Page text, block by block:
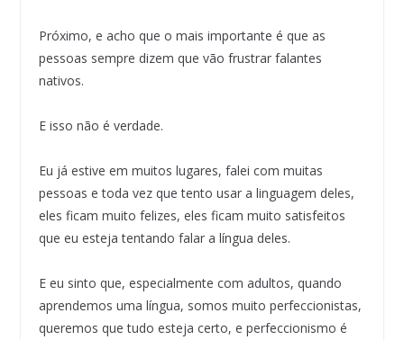
Próximo, e acho que o mais importante é que as
pessoas sempre dizem que vão frustrar falantes
nativos.
E isso não é verdade.
Eu já estive em muitos lugares, falei com muitas
pessoas e toda vez que tento usar a linguagem deles,
eles ficam muito felizes, eles ficam muito satisfeitos
que eu esteja tentando falar a língua deles.
E eu sinto que, especialmente com adultos, quando
aprendemos uma língua, somos muito perfeccionistas,
queremos que tudo esteja certo, e perfeccionismo é